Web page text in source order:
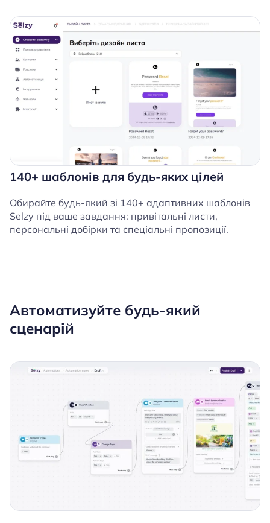
140+ шаблонів для будь-яких цілей
Обирайте будь-який зі 140+ адаптивних шаблонів
Selzy під ваше завдання: привітальні листи,
персональні добірки та спеціальні пропозиції.
Автоматизуйте будь-який
сценарій